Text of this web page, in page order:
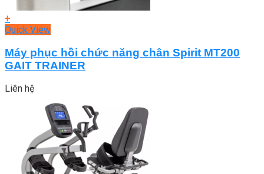
+
Quick View
Máy phục hồi chức năng chân Spirit MT200
GAIT TRAINER
Liên hệ